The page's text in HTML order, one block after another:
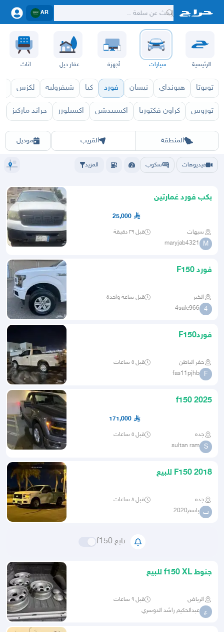
AR
الرئيسية سيارات أجهزة عقار ديل اثاث
تويوتا هيونداي نيسان فورد كيا شيفروليه لكزس
توروس كراون فكتوريا اكسبيدشن اكسبلورر جراند ماركيز
المنطقة
الرياض الشرقيه المدينة الطايف القصيمحائل أبها الباحة
القريب موديل
f150 1970
فيديوهات سكوب المزيد
بكب فورد غمارتين
25,000
سيهات قبل ٣٩ دقيقة
M
maryjab4321
فورد F150
الخبر قبل ساعة واحدة
4
4sale966
فوردF150
حفر الباطن قبل ٥ ساعات
F
fas11pjhb
f150 2025
171,000
جده قبل ٥ ساعات
S
sultan ram
F150 2018 للبيع
جده قبل ٨ ساعات
ب باسم2020
تابع f150
جنوط f150 XL للبيع
الرياض قبل ٩ ساعات
ع عبدالحكيم راشد الدوسري